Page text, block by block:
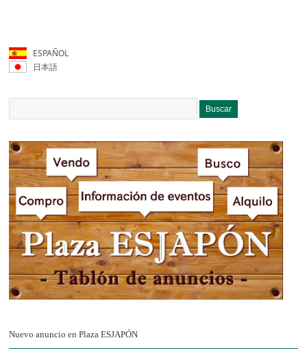
ESPAÑOL
日本語
Nuevo anuncio en Plaza ESJAPÓN